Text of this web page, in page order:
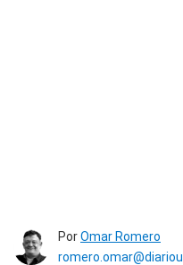
PorOmar Romero